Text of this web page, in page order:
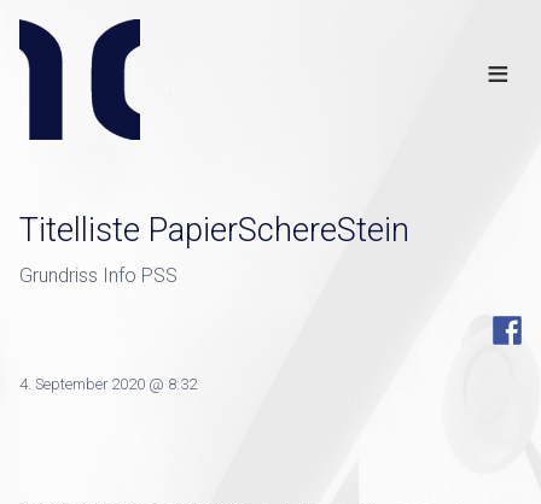
≡
Titelliste PapierSchereStein
Grundriss Info PSS
4. September 2020 @ 8:32